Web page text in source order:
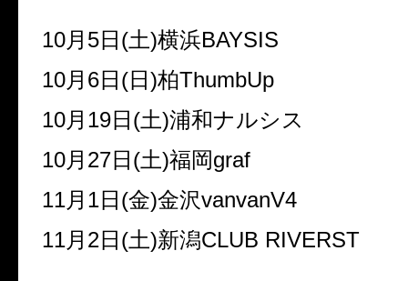
10月 5日(土)横浜BAYSIS
10月 6日(日)柏ThumbUp
10月 19日(土)浦和ナルシス
10月 27日(土)福岡graf
11月 1日(金)金沢vanvanV4
11月 2日(土)新潟CLUB RIVERST